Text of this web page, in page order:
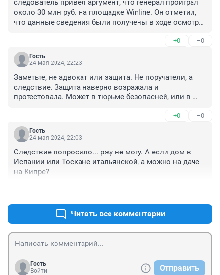
следователь привел аргумент, что генерал проиграл
около 30 млн руб. на площадке Winline. Он отметил,
что данные сведения были получены в ходе осмотра
считает, что это могла быть доля от махинаций. Суд
назначил подозреваемому Попову два месяца
ареста.
+0 –0
Гость
24 мая 2024, 22:23
Заметьте, не адвокат или защита. Не поручатели, а
следствие. Защита наверно возражала и
протестовала. Может в тюрьме безопасней, или в
+0 –0
Гость
24 мая 2024, 22:03
Следствие попросило... ржу не могу. А если дом в
Испании или Тоскане итальянской, а можно на даче
на Кипре?
Читать все комментарии
Гость
Войти
Отправить